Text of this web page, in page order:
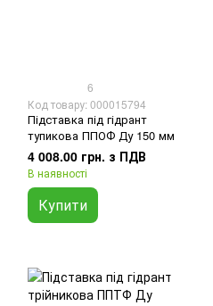
6
Код товару: 000015794
Підставка під гідрант
тупикова ППОФ Ду 150 мм
4 008.00 грн. з ПДВ
В наявності
Купити